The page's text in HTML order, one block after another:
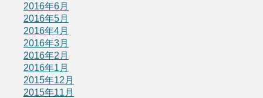
2016年6月
2016年5月
2016年4月
2016年3月
2016年2月
2016年1月
2015年12月
2015年11月